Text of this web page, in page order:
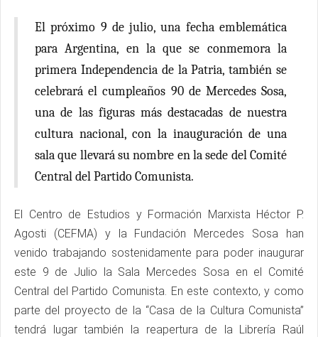
El próximo 9 de julio, una fecha emblemática
para Argentina, en la que se conmemora la
primera Independencia de la Patria, también se
celebrará el cumpleaños 90 de Mercedes Sosa,
una de las figuras más destacadas de nuestra
cultura nacional, con la inauguración de una
sala que llevará su nombre en la sede del Comité
Central del Partido Comunista.
El Centro de Estudios y Formación Marxista Héctor P.
Agosti (CEFMA) y la Fundación Mercedes Sosa han
venido trabajando sostenidamente para poder inaugurar
este 9 de Julio la Sala Mercedes Sosa en el Comité
Central del Partido Comunista. En este contexto, y como
parte del proyecto de la “Casa de la Cultura Comunista”
tendrá lugar también la reapertura de la Librería Raúl